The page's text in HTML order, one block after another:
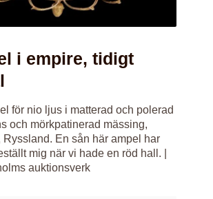
i empire, tidigt
för nio ljus i matterad och polerad
och mörkpatinerad mässing,
Ryssland. En sån här ampel har
mig när vi hade en röd hall. |
auktionsverk